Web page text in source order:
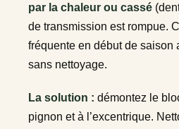
par la chaleur ou cassé
de transmission est rompue.
fréquente en début de saison
sans nettoyage.
La solution : démontez le
pignon et à l’excentrique.